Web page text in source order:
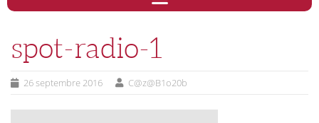
spot-radio-1
26 septembre 2016 C@z@B1o20b